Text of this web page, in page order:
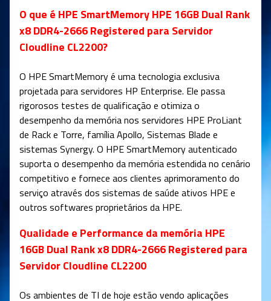
O que é HPE SmartMemory HPE 16GB Dual Rank
x8 DDR4-2666 Registered para Servidor
Cloudline CL2200?
O HPE SmartMemory é uma tecnologia exclusiva
projetada para servidores HP Enterprise. Ele passa
rigorosos testes de qualificação e otimiza o
desempenho da memória nos servidores HPE ProLiant
de Rack e Torre, família Apollo, Sistemas Blade e
sistemas Synergy. O HPE SmartMemory autenticado
suporta o desempenho da memória estendida no cenário
competitivo e fornece aos clientes aprimoramento do
serviço através dos sistemas de saúde ativos HPE e
outros softwares proprietários da HPE.
Qualidade e Performance da memória HPE
16GB Dual Rank x8 DDR4-2666 Registered para
Servidor Cloudline CL2200
Os ambientes de TI de hoje estão vendo aplicações